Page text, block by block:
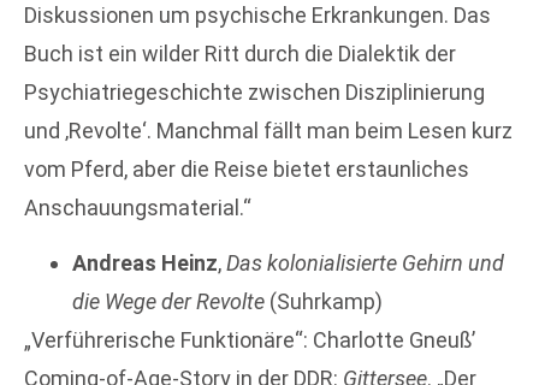
Diskussionen um psychische Erkrankungen. Das
Buch ist ein wilder Ritt durch die Dialektik der
Psychiatriegeschichte zwischen Disziplinierung
und ‚Revolte‘. Manchmal fällt man beim Lesen kurz
vom Pferd, aber die Reise bietet erstaunliches
Anschauungsmaterial.“
Andreas Heinz,Das kolonialisierte Gehirn und
die Wege der Revolte (Suhrkamp)
„Verführerische Funktionäre“: Charlotte Gneuß’
Coming-of-Age-Story in der DDR: Gittersee. „Der